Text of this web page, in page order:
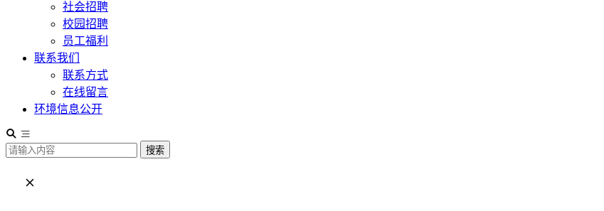
社会招聘
校园招聘
员工福利
联系我们
联系方式
在线留言
环境信息公开
搜索